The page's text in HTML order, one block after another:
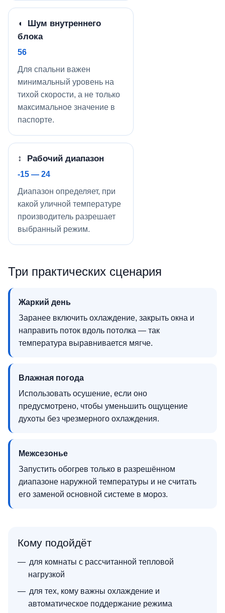
◖ Шум внутреннего
блока
56
Для спальни важен
минимальный уровень на
тихой скорости, а не только
максимальное значение в
паспорте.
↕ Рабочий диапазон
-15 — 24
Диапазон определяет, при
какой уличной температуре
производитель разрешает
выбранный режим.
Три практических сценария
Жаркий день
Заранее включить охлаждение, закрыть окна и
направить поток вдоль потолка — так
температура выравнивается мягче.
Влажная погода
Использовать осушение, если оно
предусмотрено, чтобы уменьшить ощущение
духоты без чрезмерного охлаждения.
Межсезонье
Запустить обогрев только в разрешённом
диапазоне наружной температуры и не считать
его заменой основной системе в мороз.
Кому подойдёт
для комнаты с рассчитанной тепловой
нагрузкой
для тех, кому важны охлаждение и
автоматическое поддержание режима